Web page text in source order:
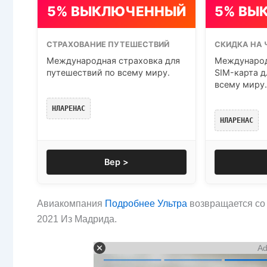
5% ВЫКЛЮЧЕННЫЙ
СТРАХОВАНИЕ ПУТЕШЕСТВИЙ
Международная страховка для
путешествий по всему миру.
НЛАРЕНАС
Вер >
5%
СКИДКА НА
SIM-карта
всему миру.
НЛАРЕНАС
Авиакомпания Подробнее Ультра возвращается
2021 Из Мадрида.